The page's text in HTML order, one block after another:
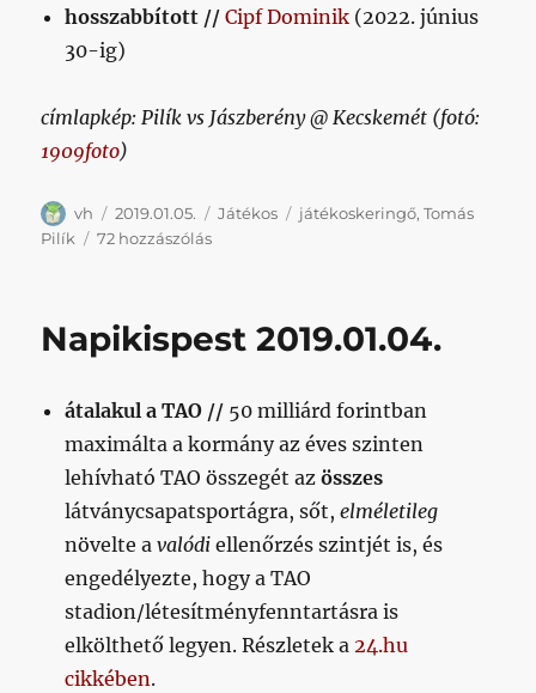
hosszabbított //Cipf Dominik (2022. június
30-ig)
címlapkép: Pilík vs Jászberény @ Kecskemét (fotó:
1909foto)
Szerző
vh Közzétéve
2019.01.05. Kategória
Játékos Címke
játékoskeringő,Tomás
Pilík
72 hozzászólásTovábbi
kívánunk
című
bejegyzéshez
Napikispest 2019.01.04.
átalakul a TAO // 50 milliárd forintban
maximálta a kormány az éves szinten
lehívható TAO összegét azösszes
látványcsapatsportágra, sőt,elméletileg
növelte avalódi ellenőrzés szintjét is, és
engedélyezte, hogy a TAO
stadion/létesítményfenntartásra is
elkölthető legyen. Részletek a24.hu
cikkében.